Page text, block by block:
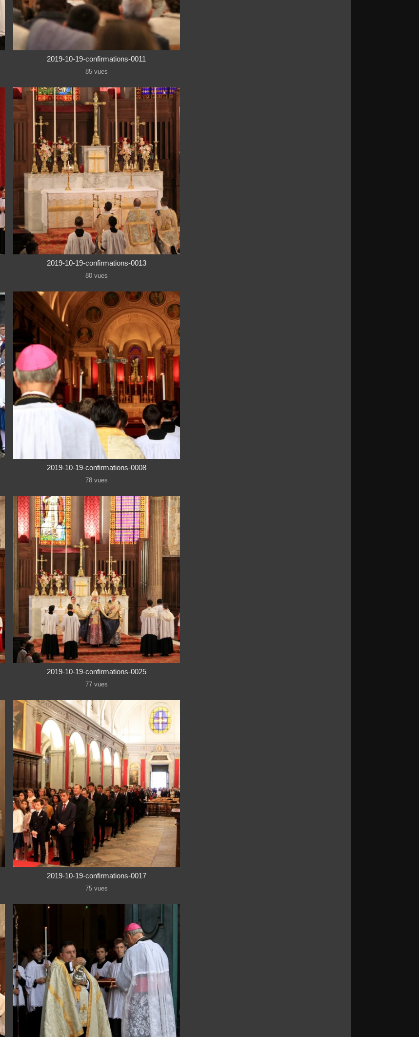
2019-10-19-confirmations-0011
85 vues
2019-10-19-confirmations-0013
80 vues
2019-10-19-confirmations-0008
78 vues
2019-10-19-confirmations-0025
77 vues
2019-10-19-confirmations-0017
75 vues